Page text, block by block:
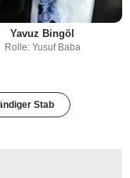
Yavuz Bingöl
Rolle: Yusuf Baba
Stab